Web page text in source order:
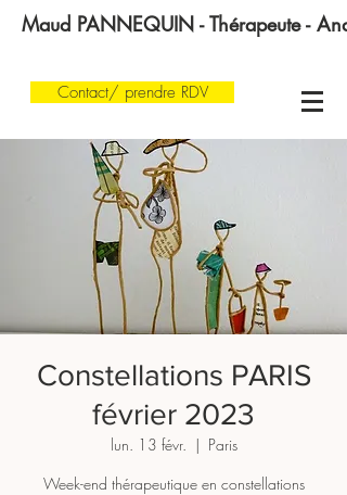
Maud PANNEQUIN - Thérapeute -
Contact/ prendre RDV
Constellations PARIS
février 2023
lun. 13 févr.
  |
Paris
Week-end thérapeutique en constellations